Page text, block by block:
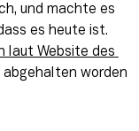
und machte es
es heute ist.
laut Website des
abgehalten worden